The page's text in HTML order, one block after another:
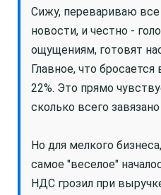
Сижу, перевариваю
новости, и честно -
ощущениям, готовят
Главное, что
22%. Это прямо
сколько всего
Но для мелкого
самое "веселое"
НДС грозил при